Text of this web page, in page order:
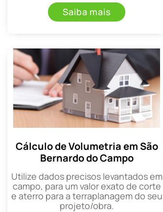
Saiba mais
Cálculo de Volumetria em São
Bernardo do Campo
Utilize dados precisos levantados em
campo, para um valor exato de corte
e aterro para a terraplanagem do seu
projeto/obra.